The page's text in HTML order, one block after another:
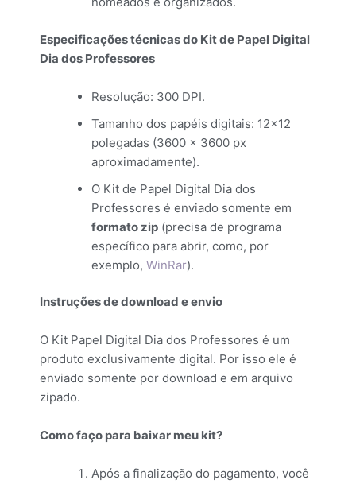
Especificações técnicas do Kit de Papel Digital
Dia dos Professores
Resolução: 300 DPI.
Tamanho dos papéis digitais: 12×12
polegadas (3600 × 3600 px
aproximadamente).
O Kit de Papel Digital Dia dos
Professores é enviado somente em
formato zip (precisa de programa
específico para abrir, como, por
exemplo, WinRar).
Instruções de download e envio
O Kit Papel Digital Dia dos Professores é um
produto exclusivamente digital. Por isso ele é
enviado somente por download e em arquivo
zipado.
Como faço para baixar meu kit?
Após a finalização do pagamento, você